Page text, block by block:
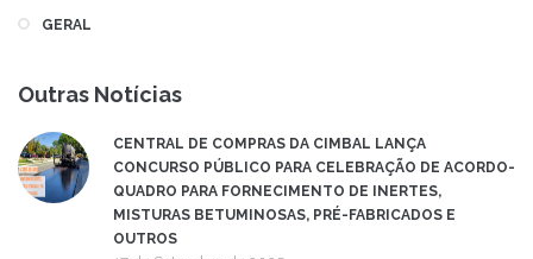
GERAL
Outras Notícias
CENTRAL DE COMPRAS DA CIMBAL LANÇA
CONCURSO PÚBLICO PARA CELEBRAÇÃO DE ACORDO-
QUADRO PARA FORNECIMENTO DE INERTES,
MISTURAS BETUMINOSAS, PRÉ-FABRICADOS E
OUTROS